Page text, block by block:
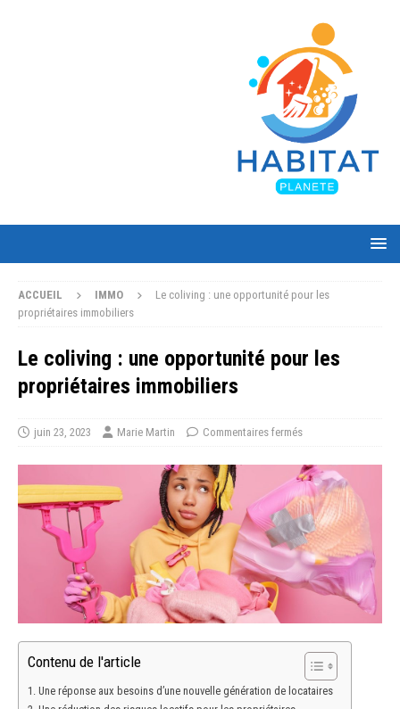
ACCUEIL IMMO
Le coliving : une opportunité pour les
propriétaires immobiliers
Le coliving : une opportunité pour les
propriétaires immobiliers
juin 23, 2023 Marie Martin Commentaires fermés
Contenu de l'article
Une réponse aux besoins d’une nouvelle génération de locataires